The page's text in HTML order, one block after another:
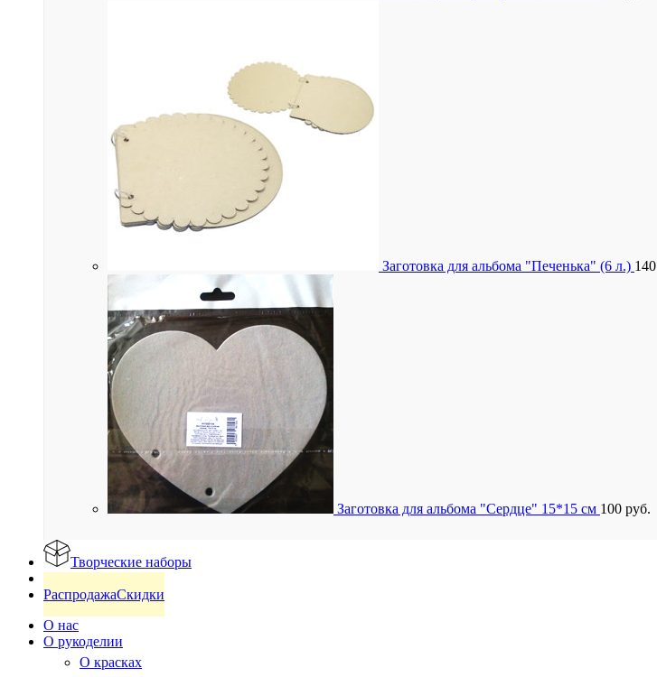
Заготовка для альбома "Печенька" (6 л.) 140
Заготовка для альбома "Сердце" 15*15 см 100 руб.
Творческие наборы
РаспродажаСкидки
О нас
О рукоделии
О красках